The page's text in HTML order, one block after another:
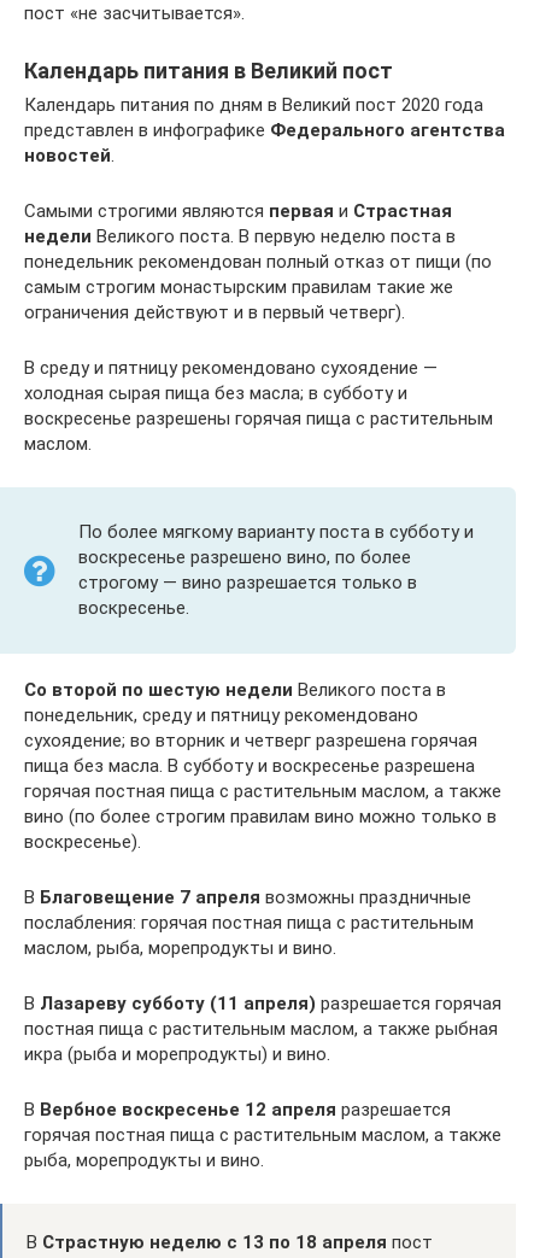
пост «не засчитывается».
Календарь питания в Великий пост
Календарь питания по дням в Великий пост 2020 года
представлен в инфографике Федерального агентства
новостей.
Самыми строгими являются первая и Страстная
недели Великого поста. В первую неделю поста в
понедельник рекомендован полный отказ от пищи (по
самым строгим монастырским правилам такие же
ограничения действуют и в первый четверг).
В среду и пятницу рекомендовано сухоядение —
холодная сырая пища без масла; в субботу и
воскресенье разрешены горячая пища с растительным
маслом.
По более мягкому варианту поста в субботу и
воскресенье разрешено вино, по более
строгому — вино разрешается только в
воскресенье.
Со второй по шестую недели Великого поста в
понедельник, среду и пятницу рекомендовано
сухоядение; во вторник и четверг разрешена горячая
пища без масла. В субботу и воскресенье разрешена
горячая постная пища с растительным маслом, а также
вино (по более строгим правилам вино можно только в
воскресенье).
В Благовещение 7 апреля возможны праздничные
послабления: горячая постная пища с растительным
маслом, рыба, морепродукты и вино.
В Лазареву субботу (11 апреля) разрешается горячая
постная пища с растительным маслом, а также рыбная
икра (рыба и морепродукты) и вино.
В Вербное воскресенье 12 апреля разрешается
горячая постная пища с растительным маслом, а также
рыба, морепродукты и вино.
В Страстную неделю с 13 по 18 апреля пост